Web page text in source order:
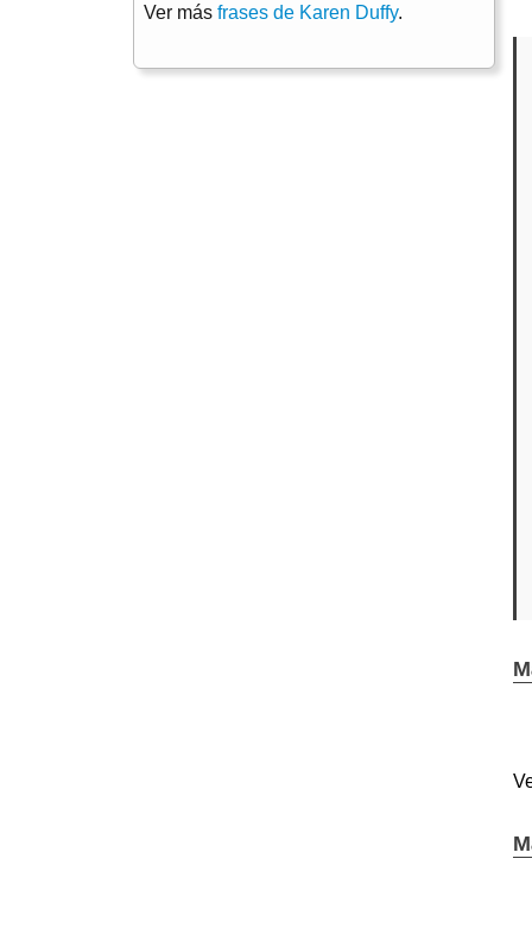
Ver más frases de Karen Duffy.